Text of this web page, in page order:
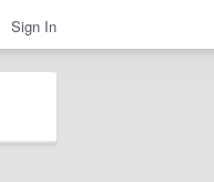
Sign In